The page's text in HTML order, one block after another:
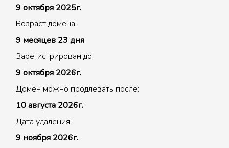
9 октября 2025г.
Возраст домена:
9 месяцев 23 дня
Зарегистрирован до:
9 октября 2026г.
Домен можно продлевать после:
10 августа 2026г.
Дата удаления:
9 ноября 2026г.